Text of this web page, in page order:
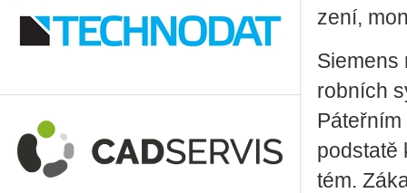
ze­ní,
Si­e­mens
rob­ních
pod­sta­tě
tém.